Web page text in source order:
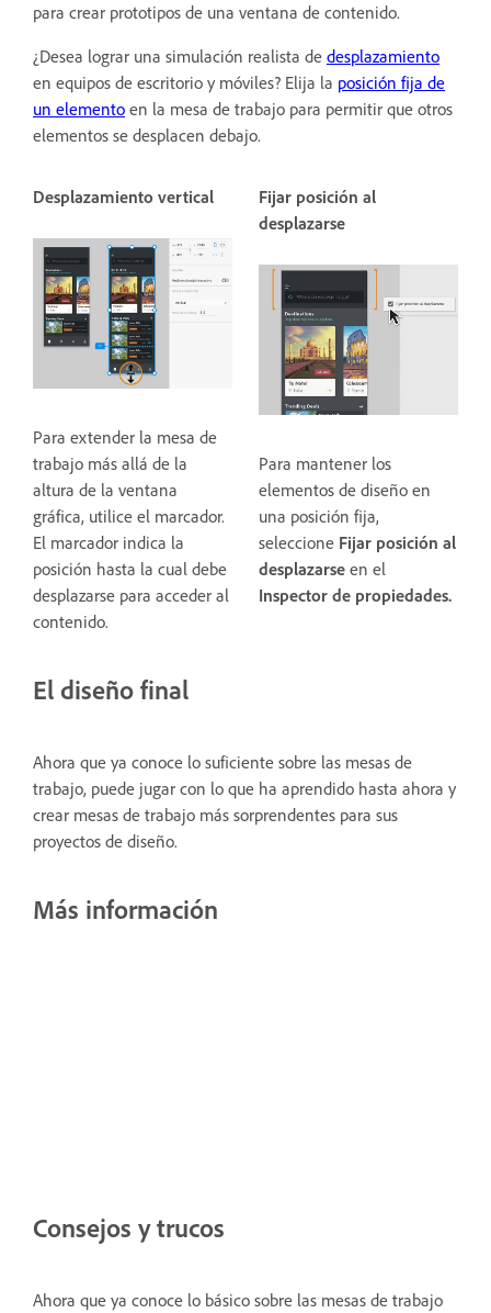
para crear prototipos de una ventana de contenido.
¿Desea lograr una simulación realista de desplazamiento
en equipos de escritorio y móviles? Elija la posición fija de
un elemento en la mesa de trabajo para permitir que otros
elementos se desplacen debajo.
Desplazamiento vertical
Para extender la mesa de
trabajo más allá de la
altura de la ventana
gráfica, utilice el marcador.
El marcador indica la
posición hasta la cual debe
desplazarse para acceder al
contenido.
Fijar posición al
desplazarse
Para mantener los
elementos de diseño en
una posición fija,
seleccione Fijar posición al
desplazarse en el
Inspector de propiedades.
El diseño final
Ahora que ya conoce lo suficiente sobre las mesas de
trabajo, puede jugar con lo que ha aprendido hasta ahora y
crear mesas de trabajo más sorprendentes para sus
proyectos de diseño.
Más información
Consejos y trucos
Ahora que ya conoce lo básico sobre las mesas de trabajo